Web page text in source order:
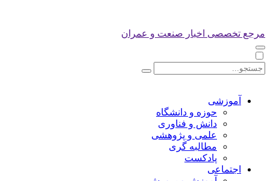
مرجع تخصصی اخبار صنعت و عمران
آموزشی
حوزه و دانشگاه
دانش و فناوری
علمی و پژوهشی
مطالبه گری
پادکست
اجتماعی